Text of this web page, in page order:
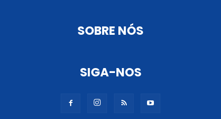
SOBRE NÓS
SIGA-NOS